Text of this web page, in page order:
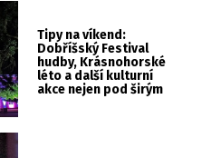
Tipy na víkend:
Dobříšský Festival
hudby, Krásnohorské
léto a další kulturní
akce nejen pod širým